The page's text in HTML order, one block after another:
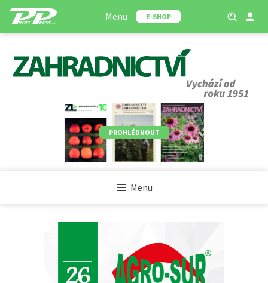
Menu E-SHOP
PROHLÉDNOUT
Menu